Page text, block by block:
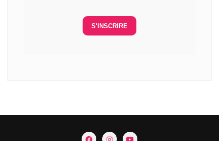
S'INSCRIRE